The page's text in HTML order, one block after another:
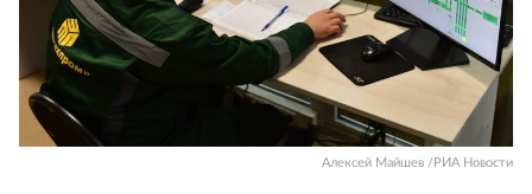
Алексей Майшев /РИА Новости